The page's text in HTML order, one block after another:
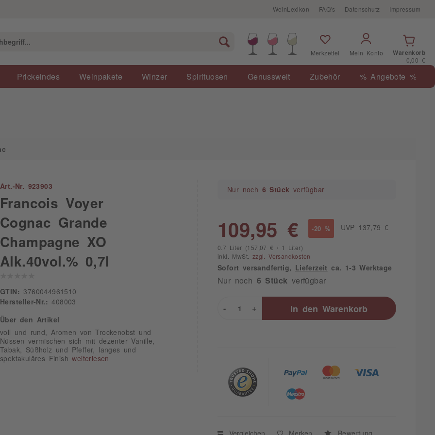
WeinLexikon FAQ's Datenschutz Impressum
Merkzettel Mein Konto
Warenkorb
0,00 €
Prickelndes Weinpakete Winzer Spirituosen Genusswelt Zubehör % Angebote %
Art.-Nr. 923903
Francois Voyer
Cognac Grande
Champagne XO
Alk.40vol.% 0,7l
GTIN:
3760044961510
Hersteller-Nr.:
408003
Über den Artikel
voll und rund, Aromen von Trockenobst und
Nüssen vermischen sich mit dezenter Vanille,
Tabak, Süßholz und Pfeffer, langes und
spektakuläres Finishweiterlesen
Nur noch 6 Stück verfügbar
109,95 € -20 % UVP 137,79 €
0.7 Liter (157,07 € / 1 Liter)
inkl. MwSt. zzgl. Versandkosten
Sofort versandfertig, Lieferzeit ca. 1-3 Werktage
Nur noch 6 Stück verfügbar
+
- In den Warenkorb
Vergleichen Merken Bewertung